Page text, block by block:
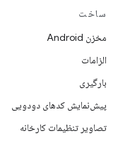
ساخت
مخزن Android
الزامات
بارگیری
پیش‌نمایش کدهای دودویی
تصاویر تنظیمات کارخانه